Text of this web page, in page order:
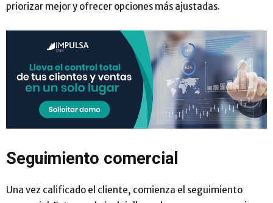
priorizar mejor y ofrecer opciones más ajustadas.
Seguimiento comercial
Una vez calificado el cliente, comienza el seguimiento